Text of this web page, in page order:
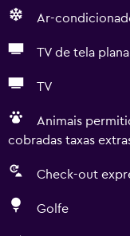
Ar-
TV de tela plana
TV
Animais
cobradas taxas
Check-out
Golfe